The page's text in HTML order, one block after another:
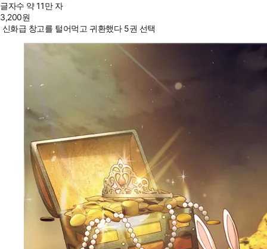
글자수 약 11만 자
3,200원
신화급 창고를 털어먹고 귀환했다 5권 선택